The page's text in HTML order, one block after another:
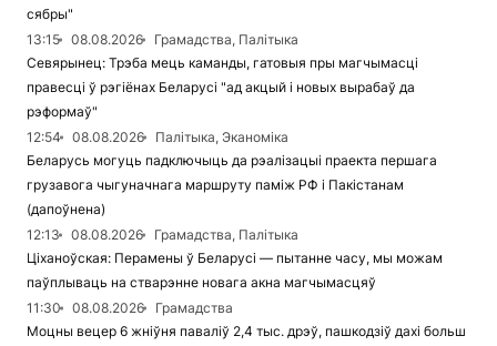
сябры"
13:15
08.08.2026
Грамадства, Палітыка
Севярынец: Трэба мець каманды, гатовыя пры магчымасці
правесці ў рэгіёнах Беларусі "ад акцый і новых вырабаў да
рэформаў"
12:54
08.08.2026
Палітыка, Эканоміка
Беларусь могуць падключыць да рэалізацыі праекта першага
грузавога чыгуначнага маршруту паміж РФ і Пакістанам
(дапоўнена)
12:13
08.08.2026
Грамадства, Палітыка
Ціханоўская: Перамены ў Беларусі — пытанне часу, мы можам
паўплываць на стварэнне новага акна магчымасцяў
11:30
08.08.2026
Грамадства
Моцны вецер 6 жніўня паваліў 2,4 тыс. дрэў, пашкодзіў дахі больш